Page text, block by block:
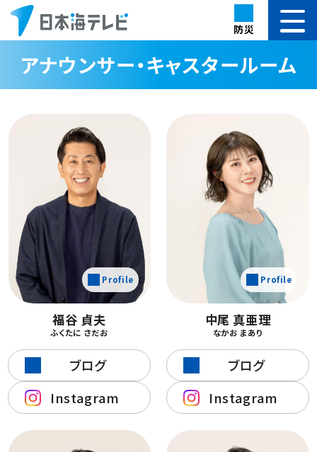
防災
アナウンサー・キャスタールーム
Profile
福谷 貞夫
ふくたに さだお
ブログ
Instagram
Profile
中尾 真亜理
なかお まあり
ブログ
Instagram